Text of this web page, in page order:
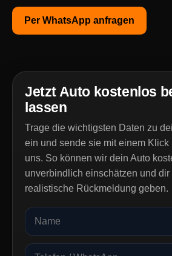
Per WhatsApp anfragen
Jetzt Auto kostenlos
lassen
Trage die wichtigsten Daten zu
ein und sende sie mit einem Klick
uns. So können wir dein Auto
unverbindlich einschätzen und
realistische Rückmeldung geben.